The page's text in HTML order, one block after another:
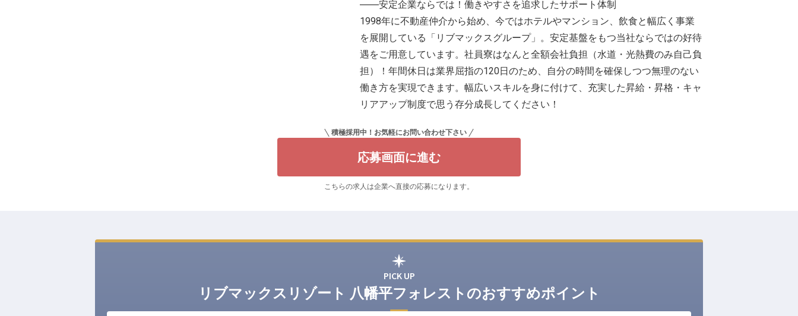
――安定企業ならでは！働きやすさを追求したサポート体制
1998年に不動産仲介から始め、今ではホテルやマンション、飲食と幅広く事業
を展開している「リブマックスグループ」。安定基盤をもつ当社ならではの好待
遇をご用意しています。社員寮はなんと全額会社負担（水道・光熱費のみ自己負
担）！年間休日は業界屈指の120日のため、自分の時間を確保しつつ無理のない
働き方を実現できます。幅広いスキルを身に付けて、充実した昇給・昇格・キャ
リアアップ制度で思う存分成長してください！
積極採用中！お気軽にお問い合わせ下さい
応募画面に進む
こちらの求人は企業へ直接の応募になります。
PICK UP
リブマックスリゾート 八幡平フォレストのおすすめポイント